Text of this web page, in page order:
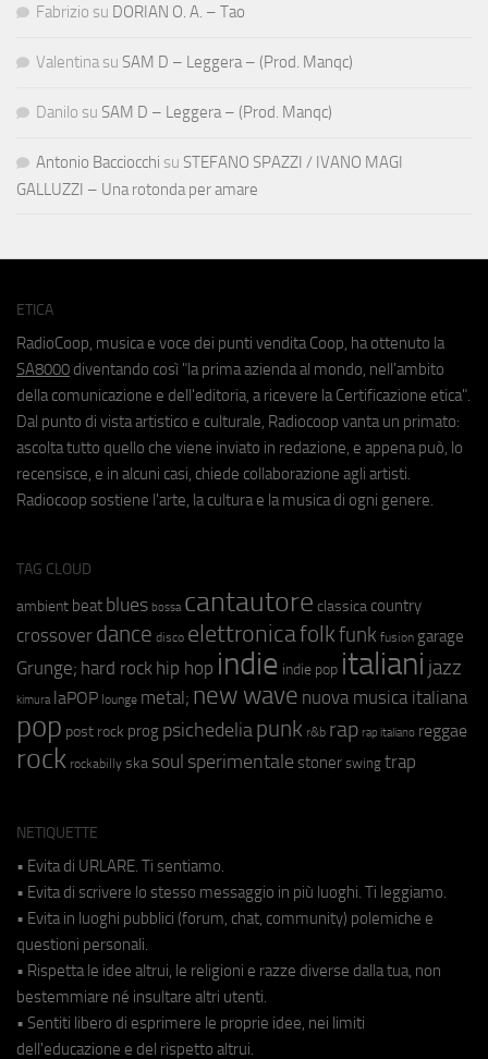
Fabrizio su DORIAN O. A. – Tao
Valentina su SAM D – Leggera – (Prod. Manqc)
Danilo su SAM D – Leggera – (Prod. Manqc)
Antonio Bacciocchi su STEFANO SPAZZI / IVANO MAGI
GALLUZZI – Una rotonda per amare
ETICA
RadioCoop, musica e voce dei punti vendita Coop, ha ottenuto la
SA8000 diventando così "la prima azienda al mondo, nell'ambito
della comunicazione e dell'editoria, a ricevere la Certificazione etica".
Dal punto di vista artistico e culturale, Radiocoop vanta un primato:
ascolta tutto quello che viene inviato in redazione, e appena può, lo
recensisce, e in alcuni casi, chiede collaborazione agli artisti.
Radiocoop sostiene l'arte, la cultura e la musica di ogni genere.
TAG CLOUD
ambient beat blues bossa cantautore classica country
crossover dance disco elettronicafolkfunk fusion garage
Grunge; hard rock hip hop indie indie pop italiani jazz
kimura laPOP lounge metal; new wave nuova musica italiana
pop post rock prog psichedeliapunk r&b rap rap italiano reggae
rock rockabilly ska soul sperimentale stoner swing trap
NETIQUETTE
• Evita di URLARE. Ti sentiamo.
• Evita di scrivere lo stesso messaggio in più luoghi. Ti leggiamo.
• Evita in luoghi pubblici (forum, chat, community) polemiche e
questioni personali.
• Rispetta le idee altrui, le religioni e razze diverse dalla tua, non
bestemmiare né insultare altri utenti.
• Sentiti libero di esprimere le proprie idee, nei limiti
dell'educazione e del rispetto altrui.